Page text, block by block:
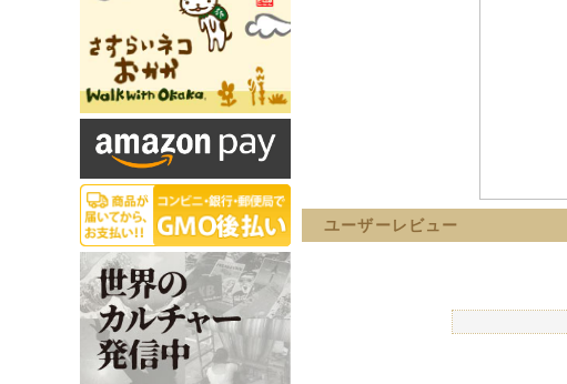
ユーザーレビュー